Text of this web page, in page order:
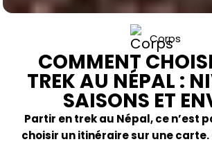
Corps
COMMENT
TREK AU NÉPAL :
SAISONS ET
Partir en trek au Népal, ce n’est
choisir un itinéraire sur une carte.